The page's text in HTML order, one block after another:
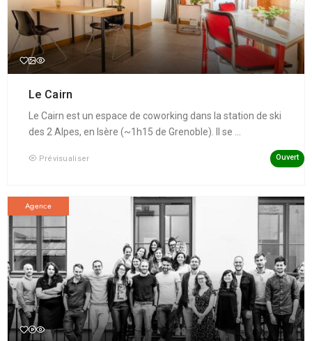
Le Cairn
Le Cairn est un espace de coworking dans la station de ski
des 2 Alpes, en Isère (~1h15 de Grenoble). Il se ...
Prévisualiser Ouvert
Agence